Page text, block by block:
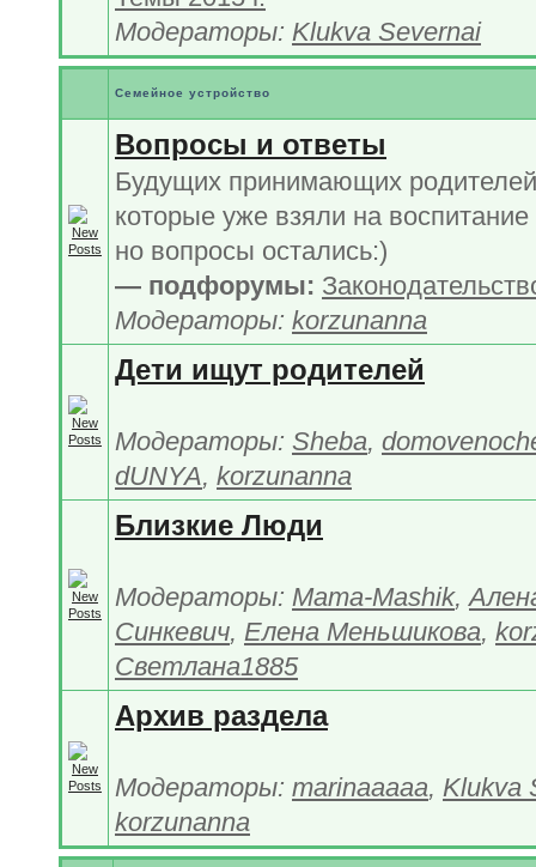
Модераторы: Klukva Severnai
Семейное устройство
Вопросы и ответы
Будущих принимающих
которые уже взяли на воспитание
но вопросы остались:)
— подфорумы:
Модераторы: korzunanna
Дети ищут родителей
Модераторы: Sheba,
dUNYA, korzunanna
Близкие Люди
Модераторы: Mama-Mashik,
Синкевич, Елена Меньшикова,
Светлана1885
Архив раздела
Модераторы: marinaaaaa, Klukva
korzunanna